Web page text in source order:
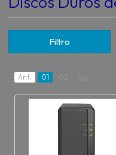
Filtro
Ant. 01